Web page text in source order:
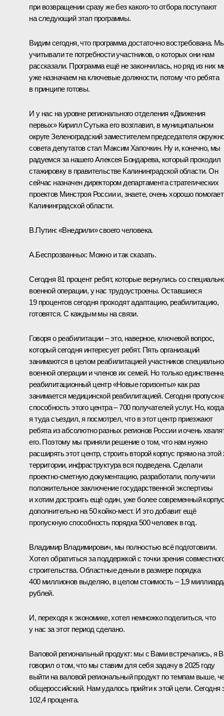
при возвращении сразу же без какого-то отбора поступают
на следующий этап программы.
Видим сегодня, что программа достаточно востребована.
учитывали те потребности участников, о которых они нам
рассказали. Программа ещё не закончилась, но ряд из них
уже назначаем на ключевые должности, потому что ребята
в принципе готовы.
И у нас на уровне регионального отделения «Движения
первых» Кирилл Сутыка его возглавил, в муниципальном
округе Зеленоградский заместителем председателя
совета депутатов стал Максим Хапочкин. Ну и, конечно, мы
радуемся за нашего Алексея Бондарева, который проходил
стажировку в правительстве Калининградской области. Он
сейчас назначен директором департамента стратегических
проектов Минстроя России и, знаете, очень хорошо помогает
Калининградской области.
В.Путин: «Внедрили» своего человека.
А.Беспрозванных: Можно и так сказать.
Сегодня 81 процент ребят, которые вернулись со
военной операции, у нас трудоустроены. Оставшиеся
19 процентов сегодня проходят адаптацию, реабилитацию,
готовятся. С каждым мы на связи.
Говоря о реабилитации – это, наверное, ключевой вопрос,
который сегодня интересует ребят. Пять организаций
занимаются в целом реабилитацией участников
военной операции и членов их семей. Но только
реабилитационный центр «Новые горизонты» как раз
занимается медицинской реабилитацией. Сегодня
способность этого центра – 700 получателей услуг. Но, когда
я туда съездил, я посмотрел, что в этот центр приезжают
ребята из абсолютно разных регионов России и очень
его. Поэтому мы приняли решение о том, что нам нужно
расширять этот центр, строить второй корпус прямо на этой
территории, инфраструктура вся подведена. Сделали
проектно-сметную документацию, разработали, получили
положительное заключение государственной экспертизы
и хотим достроить ещё один, уже более современный
дополнительно на 50 койко-мест. И это добавит ещё
пропускную способность порядка 500 человек в год.
Владимир Владимирович, мы полностью всё подготовили.
Хотел обратиться за поддержкой с точки зрения
строительства. Областные деньги в размере порядка
400 миллионов выделяю, в целом стоимость – 1,9
рублей.
И, переходя к экономике, хотел немножко поделиться, что
у нас за этот период сделано.
Валовой региональный продукт: мы с Вами встречались, я
говорил о том, что мы ставим для себя задачу в 2025 году
выйти на валовой региональный продукт по темпам выше,
общероссийский. Нам удалось прийти к этой цели. Сегодня
102,4 процента.